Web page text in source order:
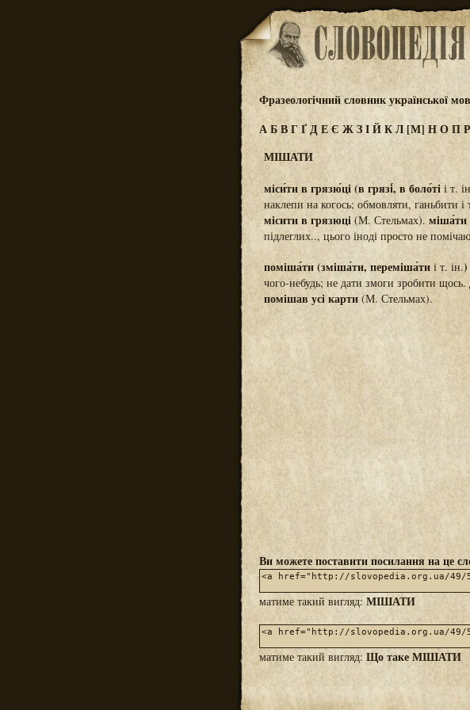
Фразеологічний словник української
АБВГҐДЕЄ ЖЗІЙКЛ[М] НОП
МІШАТИ
міси́ти в грязю́ці (в грязі́, в боло́ті і т.
наклепи на когось; обмовляти, ганьбити
місити в грязюці (М. Стельмах).
підлеглих.., цього іноді просто не
поміша́ти (зміша́ти, переміша́ти і т. ін.)
чого-небудь; не дати змоги зробити
помішав усі карти (М. Стельмах).
Ви можете поставити посилання на це
матиме такий вигляд:МІШАТИ
матиме такий вигляд: Що таке МІШАТИ